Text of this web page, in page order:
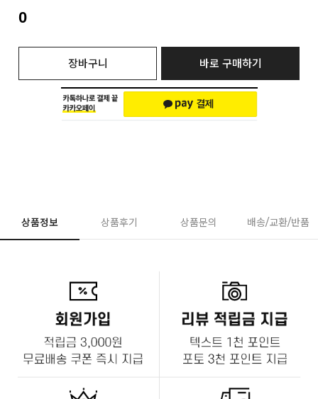
0
장바구니 바로 구매하기
상품정보 상품후기 상품문의 배송/교환/반품